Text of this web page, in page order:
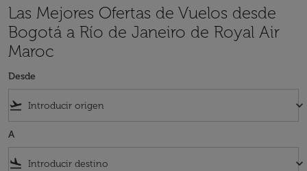
Las Mejores Ofertas de Vuelos desde
Bogotá a Río de Janeiro de Royal Air
Maroc
Desde
flight_takeoff keyboard_arrow_down
A
flight_land keyboard_arrow_down